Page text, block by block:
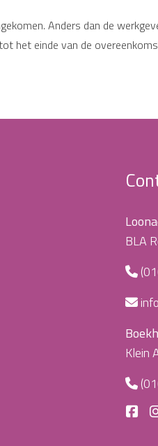
Anders dan de
het einde van de
BLA
Klein